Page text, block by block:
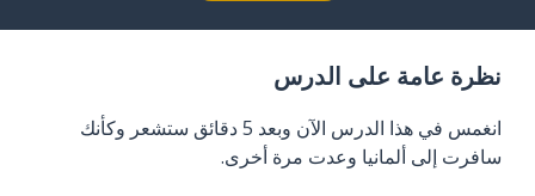
نظرة عامة على الدرس
انغمس في هذا الدرس الآن وبعد 5 دقائق ستشعر وكأنك
سافرت إلى ألمانيا وعدت مرة أخرى.